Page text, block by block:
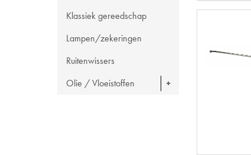
Klassiek gereedschap
Lampen/zekeringen
Ruitenwissers
Olie / Vloeistoffen